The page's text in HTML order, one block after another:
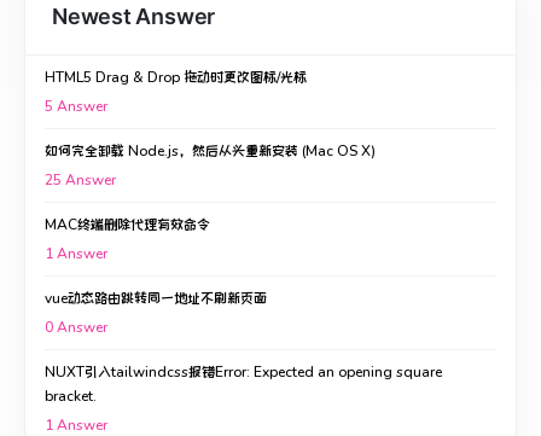
Newest Answer
HTML5 Drag & Drop 拖动时更改图标/光标
5 Answer
如何完全卸载 Node.js，然后从头重新安装 (Mac OS X)
25 Answer
MAC终端删除代理有效命令
1Answer
vue动态路由跳转同一地址不刷新页面
0Answer
NUXT引入tailwindcss报错Error: Expected an opening square
bracket.
1Answer